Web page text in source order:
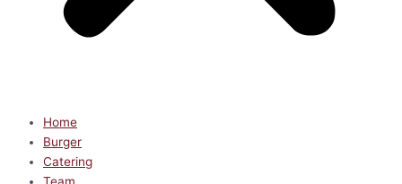
Home
Burger
Catering